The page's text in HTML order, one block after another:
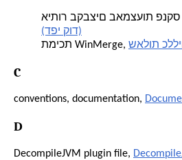
באמצעות פנקס רשימות,
(דפי קוד)
תמיכת WinMerge, כלליות
C
conventions, documentation,
D
DecompileJVM plugin file,